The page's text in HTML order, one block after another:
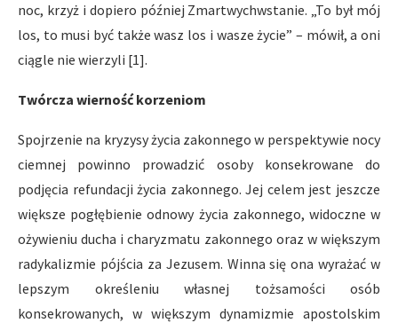
noc, krzyż i dopiero później Zmartwychwstanie. „To był mój
los, to musi być także wasz los i wasze życie” – mówił, a oni
ciągle nie wierzyli [1].
Twórcza wierność korzeniom
Spojrzenie na kryzysy życia zakonnego w perspektywie nocy
ciemnej powinno prowadzić osoby konsekrowane do
podjęcia refundacji życia zakonnego. Jej celem jest jeszcze
większe pogłębienie odnowy życia zakonnego, widoczne w
ożywieniu ducha i charyzmatu zakonnego oraz w większym
radykalizmie pójścia za Jezusem. Winna się ona wyrażać w
lepszym określeniu własnej tożsamości osób
konsekrowanych, w większym dynamizmie apostolskim